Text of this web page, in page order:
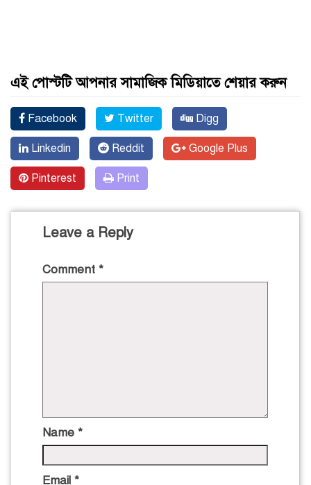
এই পোস্টটি আপনার সামাজিক মিডিয়াতে শেয়ার করুন
Facebook Twitter Digg
Linkedin Reddit Google Plus
Pinterest Print
Leave a Reply
Comment *
Name *
Email *